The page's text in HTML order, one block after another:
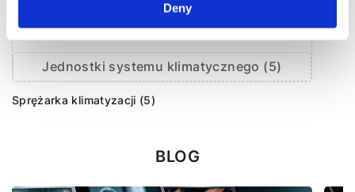
Deny
Jednostki systemu klimatycznego (5)
Sprężarka klimatyzacji (5)
BLOG